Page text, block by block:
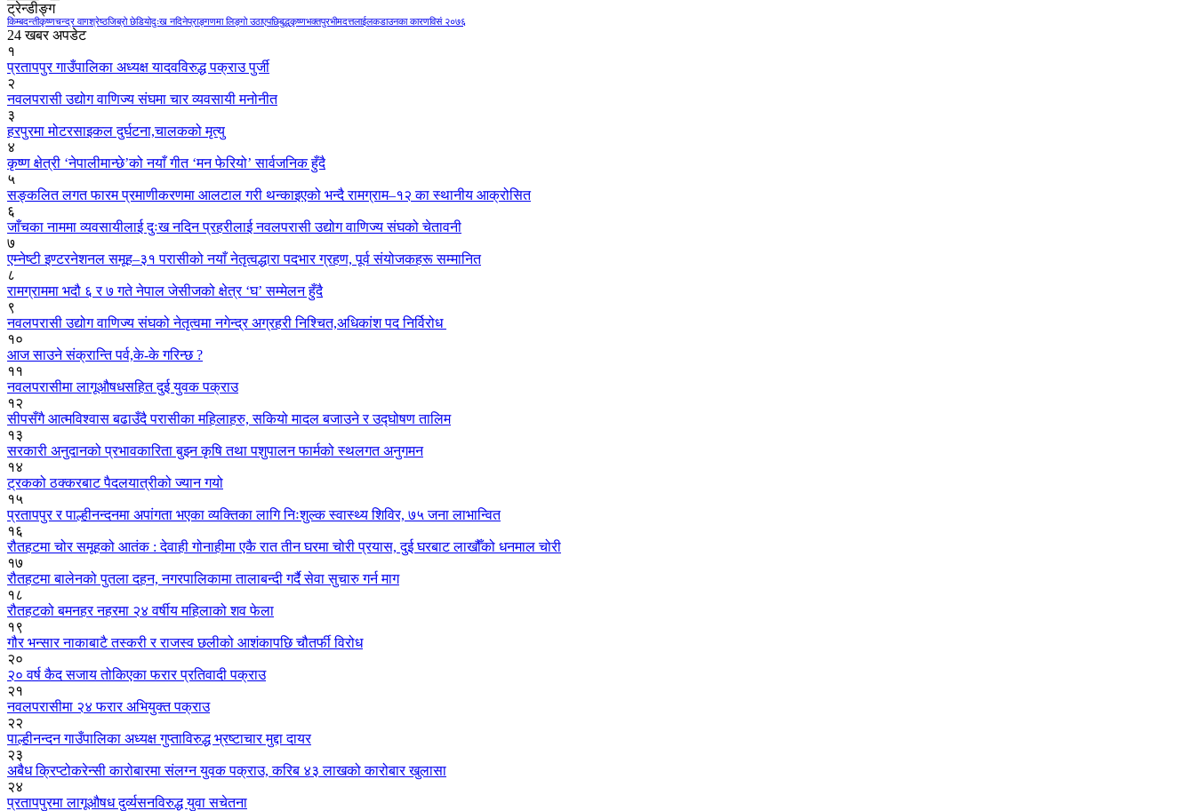
ट्रेन्डीङ्ग
किम्बदन्तीकृष्णचन्द्र वागश्रेष्ठजिब्रो छेडियोदुःख नदिनेप्राङ्गणमा लिङ्गो उठाएपछिबुद्धकृष्णभक्तपुरभीमदत्तलाईलकडाउनका कारणविसं २०७६
24 खबर अपडेट
१
प्रतापपुर गाउँपालिका अध्यक्ष यादवविरुद्ध पक्राउ पुर्जी
२
नवलपरासी उद्योग वाणिज्य संघमा चार व्यवसायी मनोनीत
३
हरपुरमा मोटरसाइकल दुर्घटना,चालकको मृत्यु
४
कृष्ण क्षेत्री ‘नेपालीमान्छे’को नयाँ गीत ‘मन फेरियो’ सार्वजनिक हुँदै
५
सङ्कलित लगत फारम प्रमाणीकरणमा आलटाल गरी थन्काइएको भन्दै रामग्राम–१२ का स्थानीय आक्रोसित
६
जाँचका नाममा व्यवसायीलाई दुःख नदिन प्रहरीलाई नवलपरासी उद्योग वाणिज्य संघको चेतावनी
७
एम्नेष्टी इण्टरनेशनल समूह–३१ परासीको नयाँ नेतृत्वद्धारा पदभार ग्रहण, पूर्व संयोजकहरू सम्मानित
८
रामग्राममा भदौ ६ र ७ गते नेपाल जेसीजको क्षेत्र ‘घ’ सम्मेलन हुँदै
९
नवलपरासी उद्योग वाणिज्य संघको नेतृत्वमा नगेन्द्र अग्रहरी निश्चित,अधिकांश पद निर्विरोध
१०
आज साउने संक्रान्ति पर्व,के-के गरिन्छ ?
११
नवलपरासीमा लागूऔषधसहित दुई युवक पक्राउ
१२
सीपसँगै आत्मविश्वास बढाउँदै परासीका महिलाहरु, सकियो मादल बजाउने र उद्घोषण तालिम
१३
सरकारी अनुदानको प्रभावकारिता बुझ्न कृषि तथा पशुपालन फार्मको स्थलगत अनुगमन
१४
ट्रकको ठक्करबाट पैदलयात्रीको ज्यान गयो
१५
प्रतापपुर र पाल्हीनन्दनमा अपांगता भएका व्यक्तिका लागि निःशुल्क स्वास्थ्य शिविर, ७५ जना लाभान्वित
१६
रौतहटमा चोर समूहको आतंक : देवाही गोनाहीमा एकै रात तीन घरमा चोरी प्रयास, दुई घरबाट लाखौँको धनमाल चोरी
१७
रौतहटमा बालेनको पुतला दहन, नगरपालिकामा तालाबन्दी गर्दै सेवा सुचारु गर्न माग
१८
रौतहटको बमनहर नहरमा २४ वर्षीय महिलाको शव फेला
१९
गौर भन्सार नाकाबाटै तस्करी र राजस्व छलीको आशंकापछि चौतर्फी विरोध
२०
२० वर्ष कैद सजाय तोकिएका फरार प्रतिवादी पक्राउ
२१
नवलपरासीमा २४ फरार अभियुक्त पक्राउ
२२
पाल्हीनन्दन गाउँपालिका अध्यक्ष गुप्ताविरुद्ध भ्रष्टाचार मुद्दा दायर
२३
अबैध क्रिप्टोकरेन्सी कारोबारमा संलग्न युवक पक्राउ, करिब ४३ लाखको कारोबार खुलासा
२४
प्रतापपुरमा लागूऔषध दुर्व्यसनविरुद्ध युवा सचेतना